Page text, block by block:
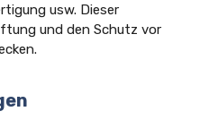
usw. Dieser
und den Schutz vor